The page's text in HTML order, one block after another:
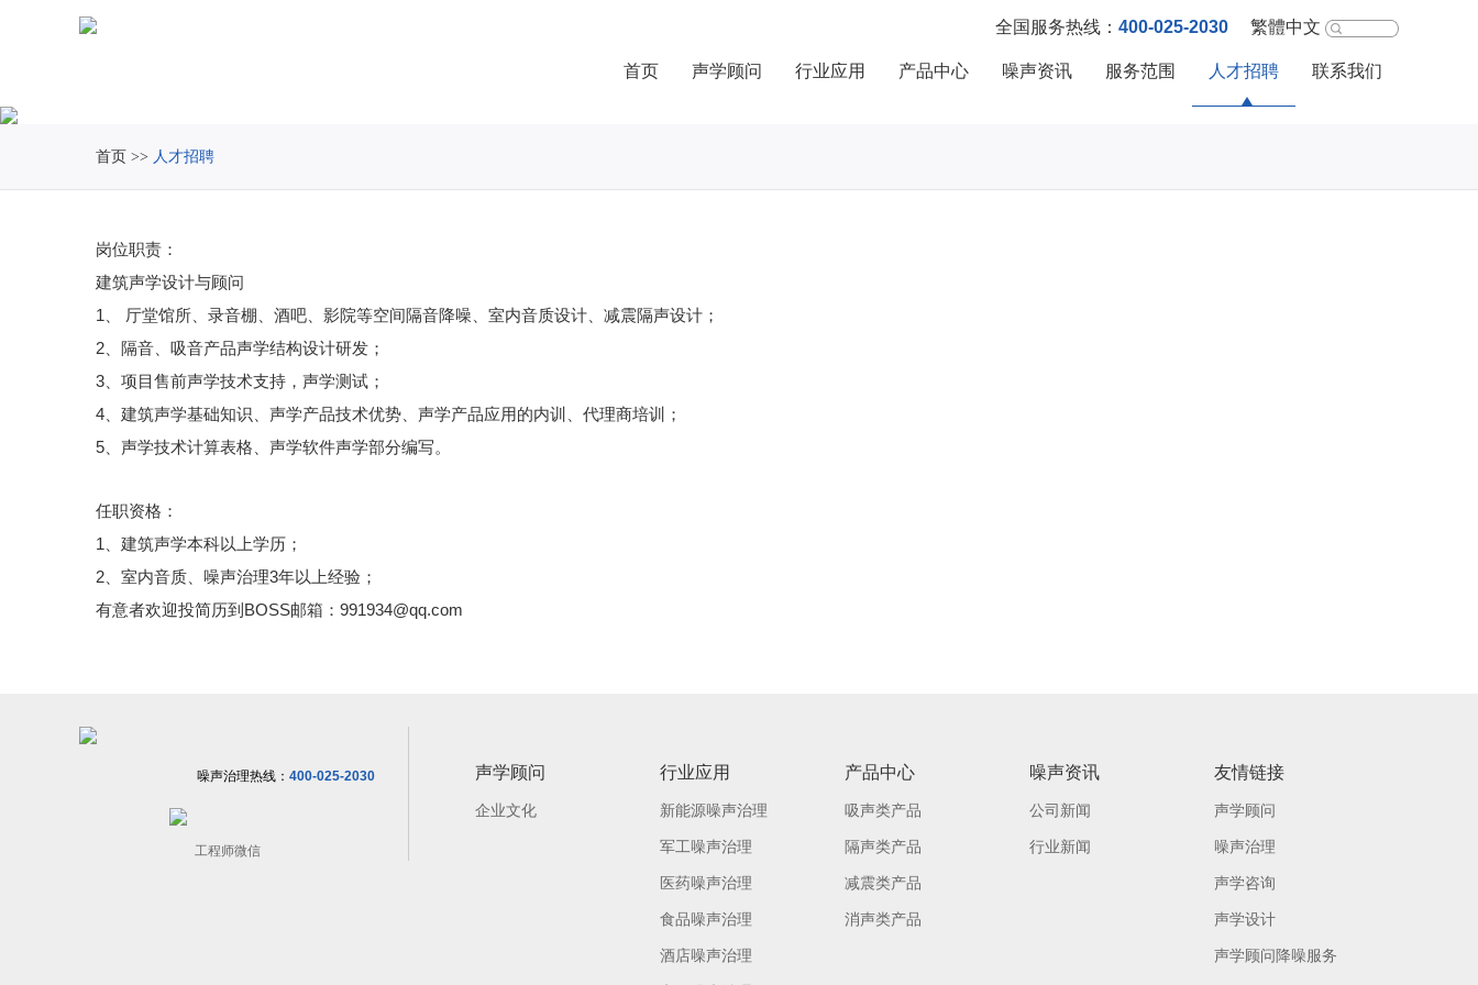
全国服务热线： 400-025-2030 繁體中文
首页 声学顾问 行业应用 产品中心 噪声资讯 服务范围 人才招聘 联系我们
首页 >> 人才招聘
岗位职责：
建筑声学设计与顾问
1、 厅堂馆所、录音棚、酒吧、影院等空间隔音降噪、室内音质设计、减震隔声设计；
2、隔音、吸音产品声学结构设计研发；
3、项目售前声学技术支持，声学测试；
4、建筑声学基础知识、声学产品技术优势、声学产品应用的内训、代理商培训；
5、声学技术计算表格、声学软件声学部分编写。
任职资格：
1、建筑声学本科以上学历；
2、室内音质、噪声治理3年以上经验；
有意者欢迎投简历到BOSS邮箱：991934@qq.com
噪声治理热线： 400-025-2030
工程师微信
声学顾问
企业文化
行业应用
新能源噪声治理
军工噪声治理
医药噪声治理
食品噪声治理
酒店噪声治理
产品中心
吸声类产品
隔声类产品
减震类产品
消声类产品
噪声资讯
公司新闻
行业新闻
友情链接
声学顾问
噪声治理
声学咨询
声学设计
声学顾问降噪服务